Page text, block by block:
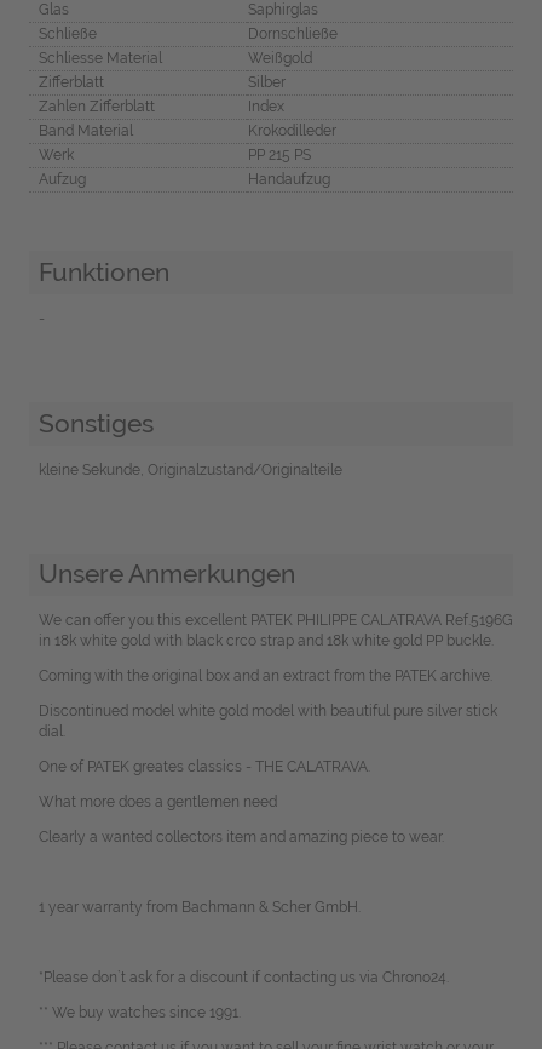
Glas
Saphirglas
Schließe
Dornschließe
Schliesse Material
Weißgold
Zifferblatt
Silber
Zahlen Zifferblatt
Index
Band Material
Krokodilleder
Werk
PP 215 PS
Aufzug
Handaufzug
Funktionen
-
Sonstiges
kleine Sekunde, Originalzustand/Originalteile
Unsere Anmerkungen
We can offer you this excellent PATEK PHILIPPE CALATRAVA Ref.5196G
in 18k white gold with black crco strap and 18k white gold PP buckle.
Coming with the original box and an extract from the PATEK archive.
Discontinued model white gold model with beautiful pure silver stick
dial.
One of PATEK greates classics - THE CALATRAVA.
What more does a gentlemen need
Clearly a wanted collectors item and amazing piece to wear.
1 year warranty from Bachmann & Scher GmbH.
*Please don`t ask for a discount if contacting us via Chrono24.
** We buy watches since 1991.